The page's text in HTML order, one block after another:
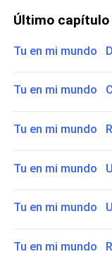
Último capítulo
Tu en mi mundo
Tu en mi mundo
Tu en mi mundo
Tu en mi mundo
Tu en mi mundo
Tu en mi mundo